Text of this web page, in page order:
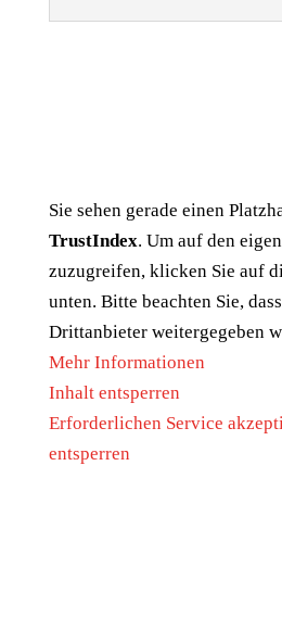
Sie sehen gerade einen
TrustIndex. Um auf den
zuzugreifen, klicken Sie auf
unten. Bitte beachten Sie,
Drittanbieter weitergegeben
Mehr Informationen
Inhalt entsperren
Erforderlichen Service
entsperren